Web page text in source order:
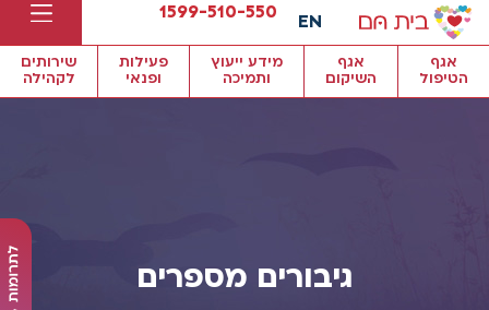
EN
1599-510-550
אגף
הטיפול
אגף
השיקום
מידע ייעוץ
ותמיכה
פעילות
ופנאי
שירותים
לקהילה
גיבורים מספרים